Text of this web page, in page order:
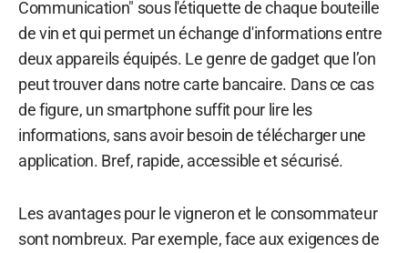
Communication" sous l'étiquette de chaque bouteille
de vin et qui permet un échange d'informations entre
deux appareils équipés. Le genre de gadget que l’on
peut trouver dans notre carte bancaire. Dans ce cas
de figure, un smartphone suffit pour lire les
informations, sans avoir besoin de télécharger une
application. Bref, rapide, accessible et sécurisé.
Les avantages pour le vigneron et le consommateur
sont nombreux. Par exemple, face aux exigences de